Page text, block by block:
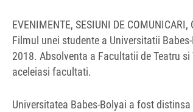
EVENIMENTE, SESIUNI DE COMUNICARI,
Filmul unei studente a Universitatii
2018. Absolventa a Facultatii de Teatru
aceleiasi facultati.
Universitatea Babes-Bolyai a fost